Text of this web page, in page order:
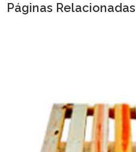
Páginas Relacionadas